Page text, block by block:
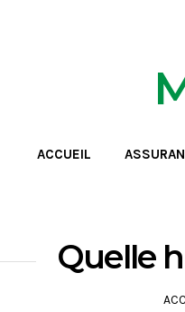
ACCUEIL
Quelle